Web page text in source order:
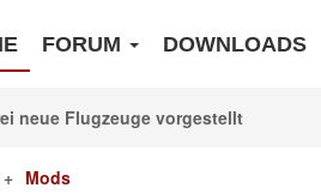
FORUM DOWNLOADS
neue Flugzeuge vorgestellt
Mods